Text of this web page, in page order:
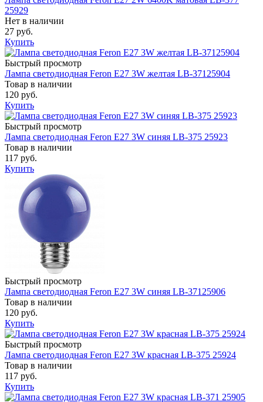
25929
Нет в наличии
27 руб.
Купить
Быстрый просмотр
Лампа светодиодная Feron Е27 3W желтая LB-37125904
Товар в наличии
120 руб.
Купить
Быстрый просмотр
Лампа светодиодная Feron E27 3W синяя LB-375 25923
Товар в наличии
117 руб.
Купить
Быстрый просмотр
Лампа светодиодная Feron E27 3W синяя LB-37125906
Товар в наличии
120 руб.
Купить
Быстрый просмотр
Лампа светодиодная Feron E27 3W красная LB-375 25924
Товар в наличии
117 руб.
Купить